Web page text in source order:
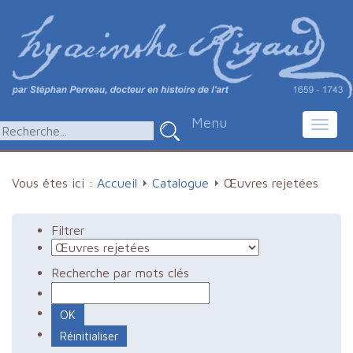
Menu
Vous êtes ici : Accueil Catalogue Œuvres rejetées
Filtrer
Recherche par mots clés